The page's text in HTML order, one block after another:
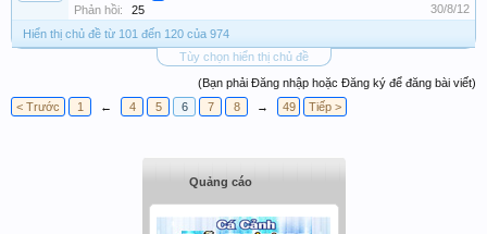
Phản hồi: 25
30/8/12
Hiển thị chủ đề từ 101 đến 120 của 974
Tùy chọn hiển thị chủ đề
(Bạn phải Đăng nhập hoặc Đăng ký để đăng bài viết)
< Trước
1 ← 4 5 6 7 8 → 49 Tiếp >
Quảng cáo